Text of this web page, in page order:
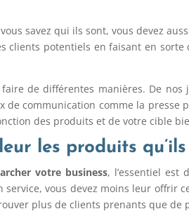
savez qui ils sont, vous devez
clients potentiels en faisant en
de différentes manières. De nos
de communication comme la
des produits et de votre cible
les produits
votre business, l’essentiel est
vous devez moins leur offrir
plus de clients prenants que de